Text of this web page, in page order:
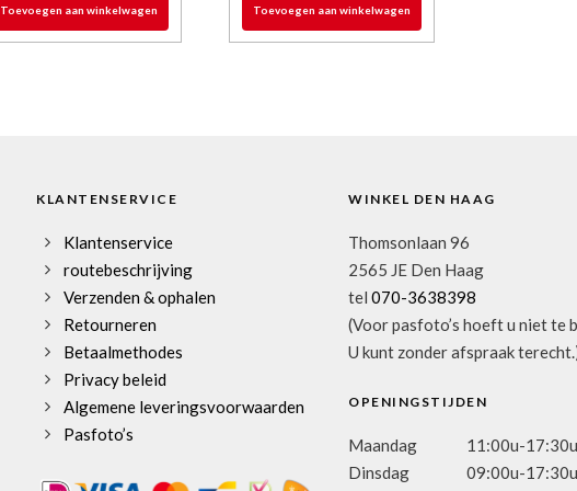
Toevoegen aan winkelwagen Toevoegen aan winkelwagen
KLANTENSERVICE
Klantenservice
routebeschrijving
Verzenden & ophalen
Retourneren
Betaalmethodes
Privacy beleid
Algemene leveringsvoorwaarden
Pasfoto’s
WINKEL DEN HAAG
Thomsonlaan 96
2565 JE Den Haag
tel 070-3638398
(Voor pasfoto’s hoeft u niet te
U kunt zonder afspraak
OPENINGSTIJDEN
Maandag
11:00u-17:30u
Dinsdag
09:00u-17:30u